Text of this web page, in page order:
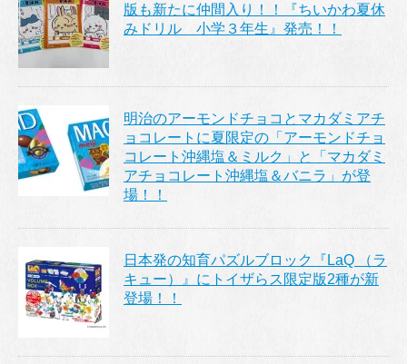
版も新たに仲間入り！！『ちいかわ夏休
みドリル 小学３年生』発売！！
明治のアーモンドチョコとマカダミアチ
ョコレートに夏限定の「アーモンドチョ
コレート沖縄塩＆ミルク」と「マカダミ
アチョコレート沖縄塩＆バニラ」が登
場！！
日本発の知育パズルブロック『LaQ （ラ
キュー）』にトイザらス限定版2種が新
登場！！